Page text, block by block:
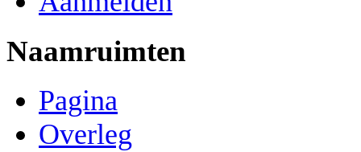
Naamruimten
Pagina
Overleg